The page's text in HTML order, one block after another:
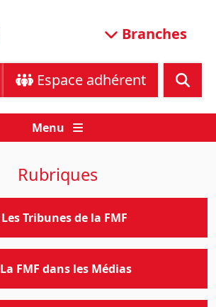
Branches
Espace adhérent
Menu
Rubriques
Les Tribunes de la FMF
La FMF dans les Médias